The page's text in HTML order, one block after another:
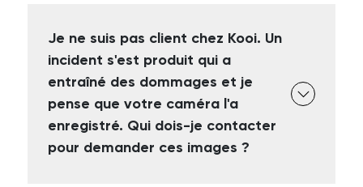
Je ne suis pas client chez Kooi. Un
incident s'est produit qui a
entraîné des dommages et je
pense que votre caméra l'a
enregistré. Qui dois-je contacter
pour demander ces images ?